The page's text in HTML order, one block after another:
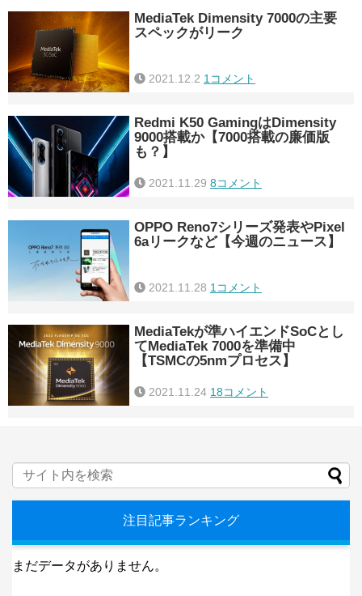
MediaTek Dimensity 7000の主要
スペックがリーク
2021.12.2 1コメント
Redmi K50 GamingはDimensity
9000搭載か【7000搭載の廉価版
も？】
2021.11.29 8コメント
OPPO Reno7シリーズ発表やPixel
6aリークなど【今週のニュース】
2021.11.28 1コメント
MediaTekが準ハイエンドSoCとし
てMediaTek 7000を準備中
【TSMCの5nmプロセス】
2021.11.24 18コメント
注目記事ランキング
まだデータがありません。